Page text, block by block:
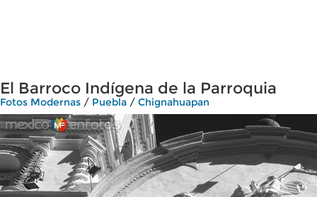
El Barroco Indígena de la Parroquia
Fotos Modernas / Puebla / Chignahuapan